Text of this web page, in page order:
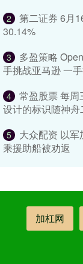
2
第二证券 6月
30.14%
3
多盈策略
手挑战亚马逊 一
4
常盈股票 每周
设计的标识随神
5
大众配资 以军
乘援助船被劝返
加杠网